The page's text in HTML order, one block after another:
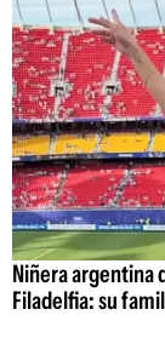
Niñera argentina
Filadelfia: su